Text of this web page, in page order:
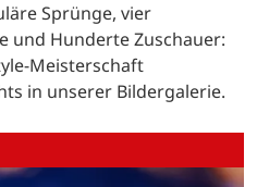
Sprünge, vier
und Hunderte Zuschauer:
Meisterschaft
in unserer Bildergalerie.